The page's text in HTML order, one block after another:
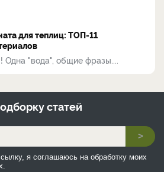
для теплиц: ТОП-11
Одна "вода", общие фразы....
статей
>
я соглашаюсь на обработку моих